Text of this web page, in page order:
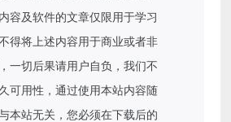
容及软件的文章仅限用于学习
得将上述内容用于商业或者非
一切后果请用户自负，我们不
可用性，通过使用本站内容随
本站无关，您必须在下载后的